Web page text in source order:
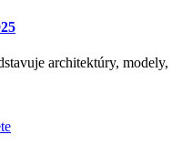
architektúry, modely,